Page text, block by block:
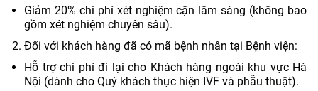
Giảm 20% chi phí xét nghiệm cận lâm sàng (không bao
gồm xét nghiệm chuyên sâu).
Đối với khách hàng đã có mã bệnh nhân tại Bệnh viện:
Hỗ trợ chi phí đi lại cho Khách hàng ngoài khu vực Hà
Nội (dành cho Quý khách thực hiện IVF và phẫu thuật).